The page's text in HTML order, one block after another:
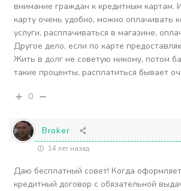
внимание граждан к кредитным картам.
карту очень удобно, можно оплачивать
услуги, расплачиваться в магазине,
Другое дело, если по карте
Жить в долг не советую никому, потом
такие проценты, расплатиться бывает
0
Broker
14 лет назад
Даю бесплатный совет! Когда
кредитный договор с обязательной